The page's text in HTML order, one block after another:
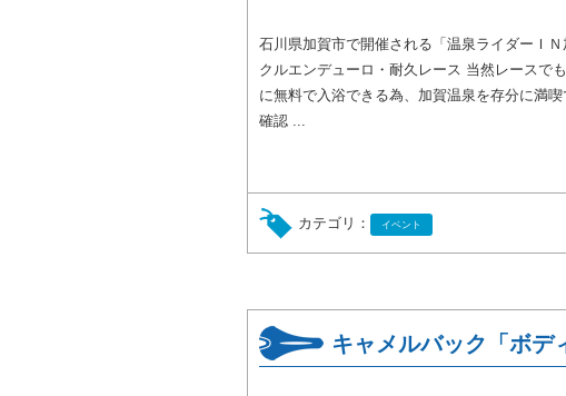
石川県加賀市で開催される「温泉ライダーＩ
クルエンデューロ・耐久レース 当然レースで
に無料で入浴できる為、加賀温泉を存分に満
確認 ...
カテゴリ： イベント
キャメルバック「ボデ